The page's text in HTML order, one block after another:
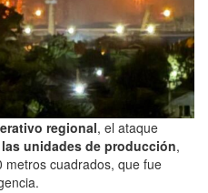
regional, el ataque
unidades de producción,
cuadrados, que fue